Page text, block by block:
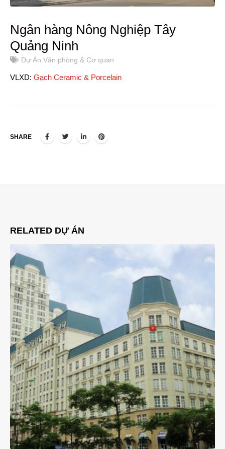
Ngân hàng Nông Nghiệp Tây
Quảng Ninh
Dự Án Văn phòng & Cơ quan
VLXD: Gạch Ceramic & Porcelain
SHARE
RELATED DỰ ÁN